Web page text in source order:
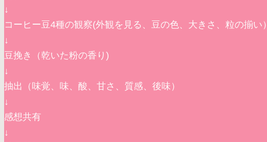
↓
コーヒー豆4種の観察(外観を見る、豆の色、大きさ、粒の揃い）
↓
豆挽き（乾いた粉の香り)
↓
抽出（味覚、味、酸、甘さ、質感、後味）
↓
感想共有
↓